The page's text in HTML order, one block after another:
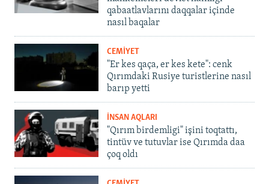
qabaatlavlarını daqqalar içinde
nasıl baqalar
CEMİYET
"Er kes qaça, er kes kete": cenk
Qırımdaki Rusiye turistlerine nasıl
barıp yetti
İNSAN AQLARI
"Qırım birdemligi" işini toqtattı,
tintüv ve tutuvlar ise Qırımda daa
çoq oldı